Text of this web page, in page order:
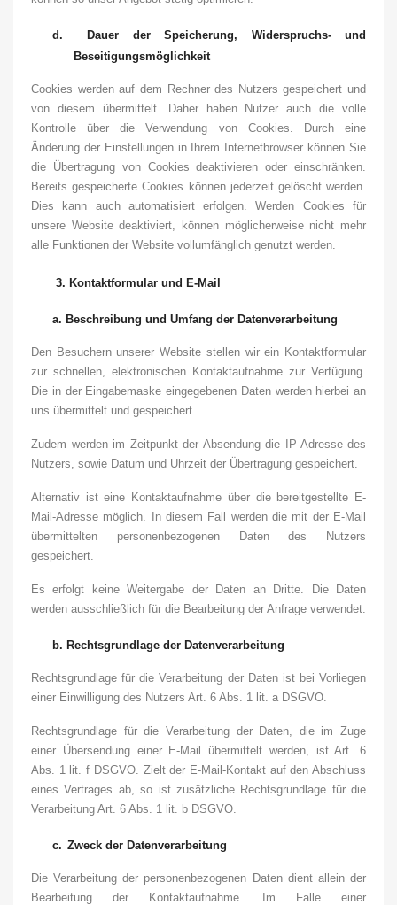
d.
Dauer der Speicherung, Widerspruchs- und
Beseitigungsmöglichkeit
Cookies werden auf dem Rechner des Nutzers gespeichert und
von diesem übermittelt. Daher haben Nutzer auch die volle
Kontrolle über die Verwendung von Cookies. Durch eine
Änderung der Einstellungen in Ihrem Internetbrowser können Sie
die Übertragung von Cookies deaktivieren oder einschränken.
Bereits gespeicherte Cookies können jederzeit gelöscht werden.
Dies kann auch automatisiert erfolgen. Werden Cookies für
unsere Website deaktiviert, können möglicherweise nicht mehr
alle Funktionen der Website vollumfänglich genutzt werden.
3. Kontaktformular und E-Mail
a. Beschreibung und Umfang der Datenverarbeitung
Den Besuchern unserer Website stellen wir ein Kontaktformular
zur schnellen, elektronischen Kontaktaufnahme zur Verfügung.
Die in der Eingabemaske eingegebenen Daten werden hierbei an
uns übermittelt und gespeichert.
Zudem werden im Zeitpunkt der Absendung die IP-Adresse des
Nutzers, sowie Datum und Uhrzeit der Übertragung gespeichert.
Alternativ ist eine Kontaktaufnahme über die bereitgestellte E-
Mail-Adresse möglich. In diesem Fall werden die mit der E-Mail
übermittelten personenbezogenen Daten des Nutzers
gespeichert.
Es erfolgt keine Weitergabe der Daten an Dritte. Die Daten
werden ausschließlich für die Bearbeitung der Anfrage verwendet.
b. Rechtsgrundlage der Datenverarbeitung
Rechtsgrundlage für die Verarbeitung der Daten ist bei Vorliegen
einer Einwilligung des Nutzers Art. 6 Abs. 1 lit. a DSGVO.
Rechtsgrundlage für die Verarbeitung der Daten, die im Zuge
einer Übersendung einer E-Mail übermittelt werden, ist Art. 6
Abs. 1 lit. f DSGVO. Zielt der E-Mail-Kontakt auf den Abschluss
eines Vertrages ab, so ist zusätzliche Rechtsgrundlage für die
Verarbeitung Art. 6 Abs. 1 lit. b DSGVO.
c. Zweck der Datenverarbeitung
Die Verarbeitung der personenbezogenen Daten dient allein der
Bearbeitung der Kontaktaufnahme. Im Falle einer